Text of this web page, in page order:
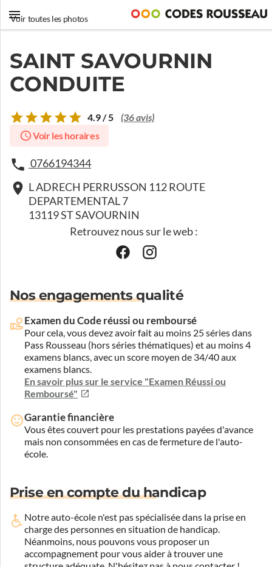
Voir toutes les photos
SAINT SAVOURNIN
CONDUITE
4.9 / 5 (36 avis)
Voir les horaires
0766194344
L ADRECH PERRUSSON 112 ROUTE
DEPARTEMENTAL 7
13119 ST SAVOURNIN
Retrouvez nous sur le web :
Nos engagements qualité
Examen du Code réussi ou remboursé
Pour cela, vous devez avoir fait au moins 25 séries dans
Pass Rousseau (hors séries thématiques) et au moins 4
examens blancs, avec un score moyen de 34/40 aux
examens blancs.
En savoir plus sur le service "Examen Réussi ou
Remboursé"
Garantie financière
Vous êtes couvert pour les prestations payées d'avance
mais non consommées en cas de fermeture de l'auto-
école.
Prise en compte du handicap
Notre auto-école n'est pas spécialisée dans la prise en
charge des personnes en situation de handicap.
Néanmoins, nous pouvons vous proposer un
accompagnement pour vous aider à trouver une